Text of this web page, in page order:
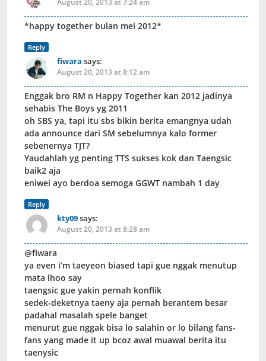
August 20, 2013 at 7:24 am
*happy together bulan mei 2012*
Reply
fiwara says:
August 20, 2013 at 8:12 am
Enggak bro RM n Happy Together kan 2012 jadinya
sehabis The Boys yg 2011
oh SBS ya, tapi itu sbs bikin berita emangnya udah
ada announce dari SM sebelumnya kalo former
sebenernya TJT?
Yaudahlah yg penting TTS sukses kok dan Taengsic
baik2 aja
eniwei ayo berdoa semoga GGWT nambah 1 day
Reply
kty09says:
August 20, 2013 at 8:28 am
@fiwara
ya even i’m taeyeon biased tapi gue nggak menutup
mata lhoo say
taengsic gue yakin pernah konflik
sedek-deketnya taeny aja pernah berantem besar
padahal masalah spele banget
menurut gue nggak bisa lo salahin or lo bilang fans-
fans yang made it up bcoz awal muawal berita itu
taenysic